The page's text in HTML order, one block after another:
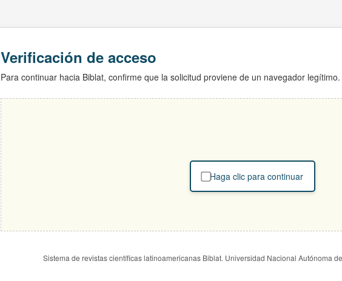
Verificación de acceso
Para continuar hacia Biblat, confirme que la solicitud proviene de un navegador legítimo.
Haga clic para continuar
Sistema de revistas científicas latinoamericanas Biblat. Universidad Nacional Autónoma